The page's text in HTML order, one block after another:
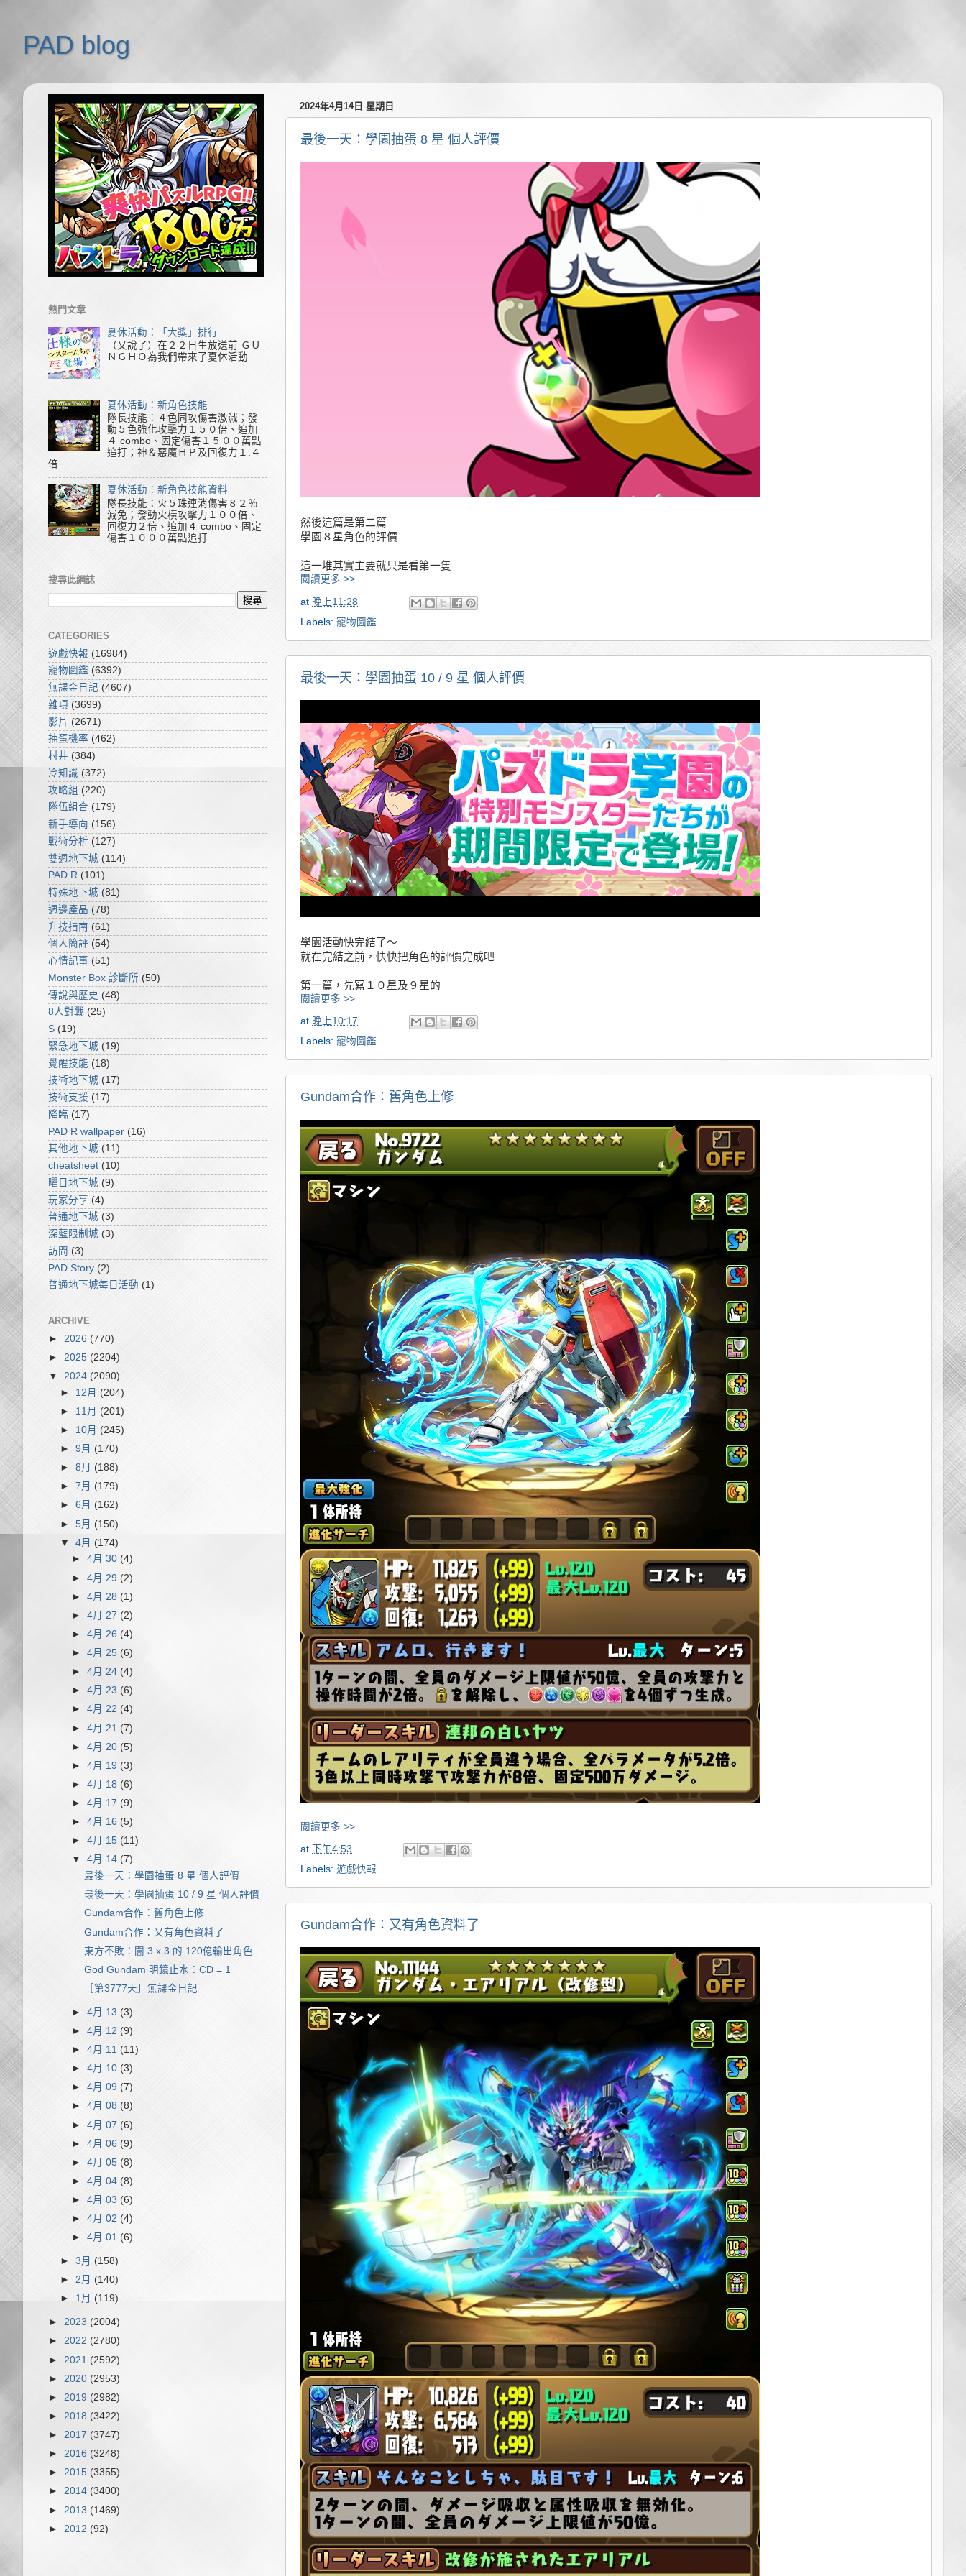
PAD blog
2024年4月14日 星期日
最後一天：學園抽蛋 8 星 個人評價
然後這篇是第二篇
學園８星角色的評價
這一堆其實主要就只是看第一隻
閱讀更多 >>
at 晚上11:28
Labels: 寵物圖鑑
最後一天：學園抽蛋 10 / 9 星 個人評價
學園活動快完結了～
就在完結之前，快快把角色的評價完成吧
第一篇，先寫１０星及９星的
閱讀更多 >>
at 晚上10:17
Labels: 寵物圖鑑
Gundam合作：舊角色上修
閱讀更多 >>
at
下午4:53
Labels: 遊戲快報
Gundam合作：又有角色資料了
熱門文章
夏休活動：「大獎」排行
（又說了）在２２日生放送前 ＧＵ
ＮＧＨＯ為我們帶來了夏休活動
夏休活動：新角色技能
隊長技能：４色同攻傷害激減；發
動５色強化攻擊力１５０倍、追加
４ combo、固定傷害１５００萬點
追打；神＆惡魔ＨＰ及回復力１.４
倍
夏休活動：新角色技能資料
隊長技能：火５珠連消傷害８２％
減免；發動火橫攻擊力１００倍、
回復力２倍、追加４ combo、固定
傷害１０００萬點追打
搜尋此網誌
CATEGORIES
遊戲快報 (16984)
寵物圖鑑 (6392)
無課金日記 (4607)
雜項 (3699)
影片 (2671)
抽蛋機率 (462)
村井 (384)
冷知識 (372)
攻略組 (220)
隊伍組合 (179)
新手導向 (156)
戰術分析 (127)
雙週地下城 (114)
PAD R (101)
特殊地下城 (81)
週邊產品 (78)
升技指南 (61)
個人簡評 (54)
心情記事 (51)
Monster Box 診斷所 (50)
傳說與歷史 (48)
8人對戰 (25)
S (19)
緊急地下城 (19)
覺醒技能 (18)
技術地下城 (17)
技術支援 (17)
降臨 (17)
PAD R wallpaper (16)
其他地下城 (11)
cheatsheet (10)
曜日地下城 (9)
玩家分享 (4)
普通地下城 (3)
深藍限制城 (3)
訪問 (3)
PAD Story (2)
普通地下城每日活動 (1)
ARCHIVE
► 2026 (770)
► 2025 (2204)
▼ 2024 (2090)
► 12月 (204)
► 11月(201)
► 10月(245)
►9月 (170)
►8月(188)
►7月(179)
►6月 (162)
►5月(150)
▼4月 (174)
►4月 30 (4)
►4月 29 (2)
►4月 28 (1)
►4月 27 (2)
►4月 26 (4)
►4月 25 (6)
►4月 24 (4)
►4月 23 (6)
►4月 22 (4)
►4月 21 (7)
►4月 20 (5)
►4月 19 (3)
►4月 18 (6)
►4月 17 (9)
►4月 16 (5)
►4月 15 (11)
▼4月 14 (7)
最後一天：學園抽蛋 8 星 個人評價
最後一天：學園抽蛋 10 / 9 星 個人評價
Gundam合作：舊角色上修
Gundam合作：又有角色資料了
東方不敗：闇 3 x 3 的 120億輸出角色
God Gundam 明鏡止水：CD = 1
［第3777天］無課金日記
►4月 13(3)
►4月 12(9)
►4月 11(11)
►4月 10 (3)
►4月 09 (7)
►4月 08 (8)
►4月 07(6)
►4月 06 (9)
►4月 05(8)
►4月 04(8)
►4月 03 (6)
►4月 02(4)
►4月 01 (6)
►3月(158)
►2月(140)
► 1月(119)
► 2023 (2004)
► 2022 (2780)
► 2021 (2592)
► 2020 (2953)
► 2019 (2982)
► 2018 (3422)
► 2017 (3747)
► 2016 (3248)
► 2015 (3355)
► 2014 (3400)
► 2013 (1469)
► 2012 (92)